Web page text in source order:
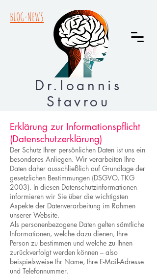
BLOG-NEWS
Dr.Ioannis
Stavrou
Erklärung zur Informationspflicht
(Datenschutzerklärung)
Der Schutz Ihrer persönlichen Daten ist uns ein
besonderes Anliegen. Wir verarbeiten Ihre
Daten daher ausschließlich auf Grundlage der
gesetzlichen Bestimmungen (DSGVO, TKG
2003). In diesen Datenschutzinformationen
informieren wir Sie über die wichtigsten
Aspekte der Datenverarbeitung im Rahmen
unserer Website.
Als personenbezogene Daten gelten sämtliche
Informationen, welche dazu dienen, Ihre
Person zu bestimmen und welche zu Ihnen
zurückverfolgt werden können – also
beispielsweise Ihr Name, Ihre E-Mail-Adresse
und Telefonnummer.